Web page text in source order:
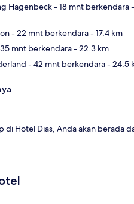
Hagenbeck- 18 mnt berkendara
- 22 mnt berkendara- 17.4 km
mnt berkendara- 22.3 km
- 42 mnt berkendara- 24.5
di Hotel Dias, Anda akan berada